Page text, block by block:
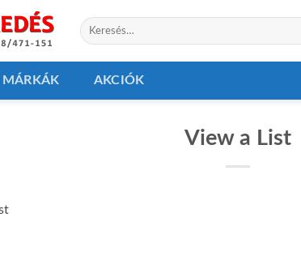
Keresés
a
MÁRKÁK AKCIÓK
View a List